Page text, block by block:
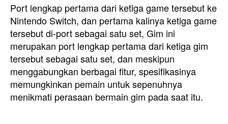
Port lengkap pertama dari ketiga game tersebut ke
Nintendo Switch, dan pertama kalinya ketiga game
tersebut di-port sebagai satu set, Gim ini
merupakan port lengkap pertama dari ketiga gim
tersebut sebagai satu set, dan meskipun
menggabungkan berbagai fitur, spesifikasinya
memungkinkan pemain untuk sepenuhnya
menikmati perasaan bermain gim pada saat itu.